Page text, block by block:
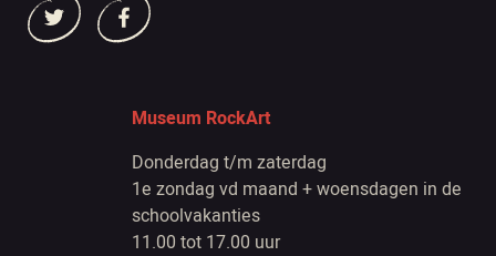
Museum RockArt
Donderdag t/m zaterdag
1e zondag vd maand + woensdagen in de
schoolvakanties
11.00 tot 17.00 uur